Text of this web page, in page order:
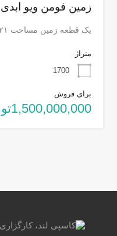
زمین فومن ویو ابدی
یک قطعه زمین مساحت ۱۰۲۱ متر با حریم ۱۷۰۰ متر…
متراژ
1700
برای فروش
1,500,000,000تومان